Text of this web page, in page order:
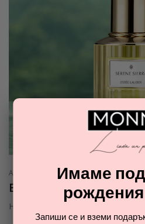
АВТОР : ВЕЛИНА ПОПОВА ДАТА :09
Estée Lauder Serene
Нови аромати
Имаме
Запиши се и вземи